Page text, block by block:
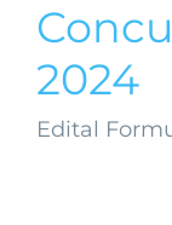
2024
Edital